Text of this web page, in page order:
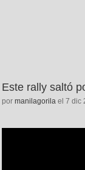
Este rally saltó
por manilagorila el 7 dic